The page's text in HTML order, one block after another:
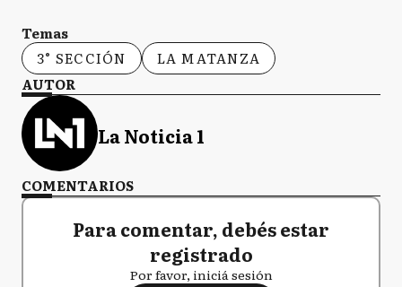
Temas
3° SECCIÓN
LA MATANZA
AUTOR
La Noticia 1
COMENTARIOS
Para comentar, debés estar
registrado
Por favor, iniciá sesión